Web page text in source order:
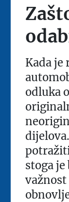
Kada je
odluka
stoga